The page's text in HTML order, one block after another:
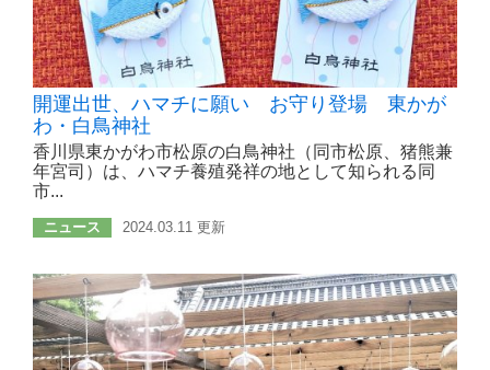
開運出世、ハマチに願い お守り登場 東かが
わ・白鳥神社
香川県東かがわ市松原の白鳥神社（同市松原、猪熊兼
年宮司）は、ハマチ養殖発祥の地として知られる同
市...
ニュース 2024.03.11 更新